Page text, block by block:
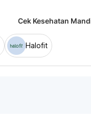
Cek Kesehatan
Halofit